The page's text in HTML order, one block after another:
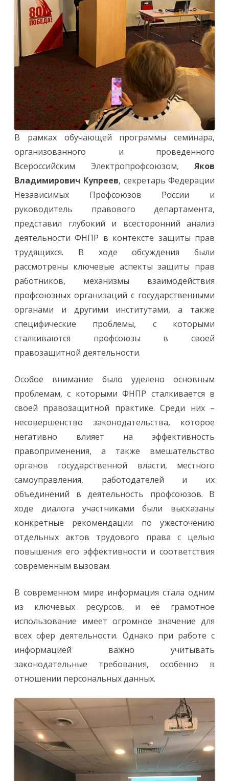
В рамках обучающей программы семинара,
организованного и проведенного
Всероссийским Электропрофсоюзом, Яков
Владимирович Купреев, секретарь Федерации
Независимых Профсоюзов России и
руководитель правового департамента,
представил глубокий и всесторонний анализ
деятельности ФНПР в контексте защиты прав
трудящихся. В ходе обсуждения были
рассмотрены ключевые аспекты защиты прав
работников, механизмы взаимодействия
профсоюзных организаций с государственными
органами и другими институтами, а также
специфические проблемы, с которыми
сталкиваются профсоюзы в своей
правозащитной деятельности.
Особое внимание было уделено основным
проблемам, с которыми ФНПР сталкивается в
своей правозащитной практике. Среди них –
несовершенство законодательства, которое
негативно влияет на эффективность
правоприменения, а также вмешательство
органов государственной власти, местного
самоуправления, работодателей и их
объединений в деятельность профсоюзов. В
ходе диалога участниками были высказаны
конкретные рекомендации по ужесточению
отдельных актов трудового права с целью
повышения его эффективности и соответствия
современным вызовам.
В современном мире информация стала одним
из ключевых ресурсов, и её грамотное
использование имеет огромное значение для
всех сфер деятельности. Однако при работе с
информацией важно учитывать
законодательные требования, особенно в
отношении персональных данных.